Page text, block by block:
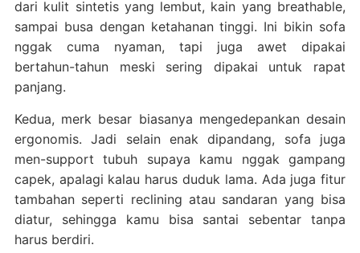
dari kulit sintetis yang lembut, kain yang breathable,
sampai busa dengan ketahanan tinggi. Ini bikin sofa
nggak cuma nyaman, tapi juga awet dipakai
bertahun-tahun meski sering dipakai untuk rapat
panjang.
Kedua, merk besar biasanya mengedepankan desain
ergonomis. Jadi selain enak dipandang, sofa juga
men-support tubuh supaya kamu nggak gampang
capek, apalagi kalau harus duduk lama. Ada juga fitur
tambahan seperti reclining atau sandaran yang bisa
diatur, sehingga kamu bisa santai sebentar tanpa
harus berdiri.